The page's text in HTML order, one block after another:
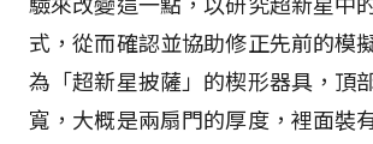
式，從而確認並協助修正先前的模
為「超新星披薩」的楔形器具，頂
寬，大概是兩扇門的厚度，裡面裝